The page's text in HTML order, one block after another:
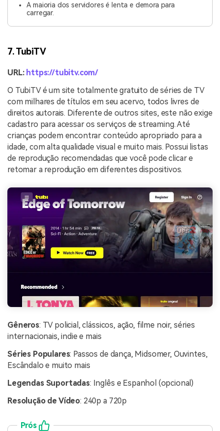
A maioria dos servidores é lenta e demora para
carregar.
7. TubiTV
URL: https://tubitv.com/
O TubiTV é um site totalmente gratuito de séries de TV
com milhares de títulos em seu acervo, todos livres de
direitos autorais. Diferente de outros sites, este não exige
cadastro para acessar os serviços de streaming. Até
crianças podem encontrar conteúdo apropriado para a
idade, com alta qualidade visual e muito mais. Possui listas
de reprodução recomendadas que você pode clicar e
retomar a reprodução em diferentes dispositivos.
Gêneros: TV policial, clássicos, ação, filme noir, séries
internacionais, indie e mais
Séries Populares: Passos de dança, Midsomer, Ouvintes,
Escândalo e muito mais
Legendas Suportadas: Inglês e Espanhol (opcional)
Resolução de Vídeo: 240p a 720p
Prós